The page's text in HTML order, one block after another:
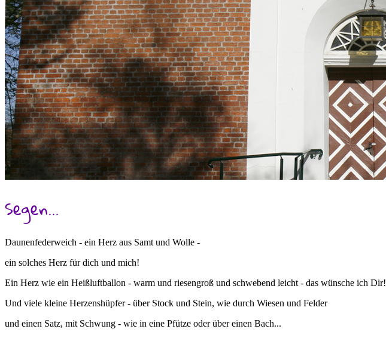
Segen...
Daunenfederweich - ein Herz aus Samt und Wolle -
ein solches Herz für dich und mich!
Ein Herz wie ein Heißluftballon - warm und riesengroß und schwebend leicht - das wünsche ich Dir!
Und viele kleine Herzenshüpfer - über Stock und Stein, wie durch Wiesen und Felder
und einen Satz, mit Schwung - wie in eine Pfütze oder über einen Bach...